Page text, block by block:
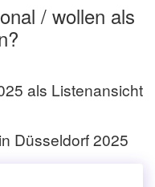
/ wollen als
als Listenansicht
Düsseldorf 2025